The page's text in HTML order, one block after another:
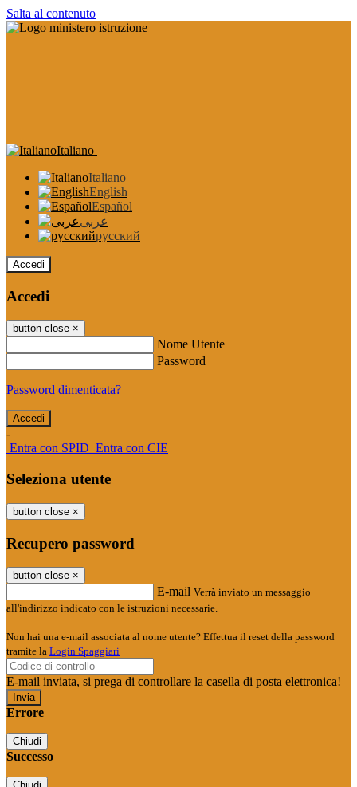
Salta al contenuto
Italiano
Italiano
English
Español
عربى
русский
Accedi
Accedi
button close ×
Nome Utente
Password
Password dimenticata?
-
Entra con SPID Entra con CIE
Seleziona utente
button close ×
Recupero password
button close ×
E-mail Verrà inviato un messaggio
all'indirizzo indicato con le istruzioni necessarie.
Non hai una e-mail associata al nome utente? Effettua il reset della password
tramite la Login Spaggiari
E-mail inviata, si prega di controllare la casella di posta elettronica!
Errore
Chiudi
Successo